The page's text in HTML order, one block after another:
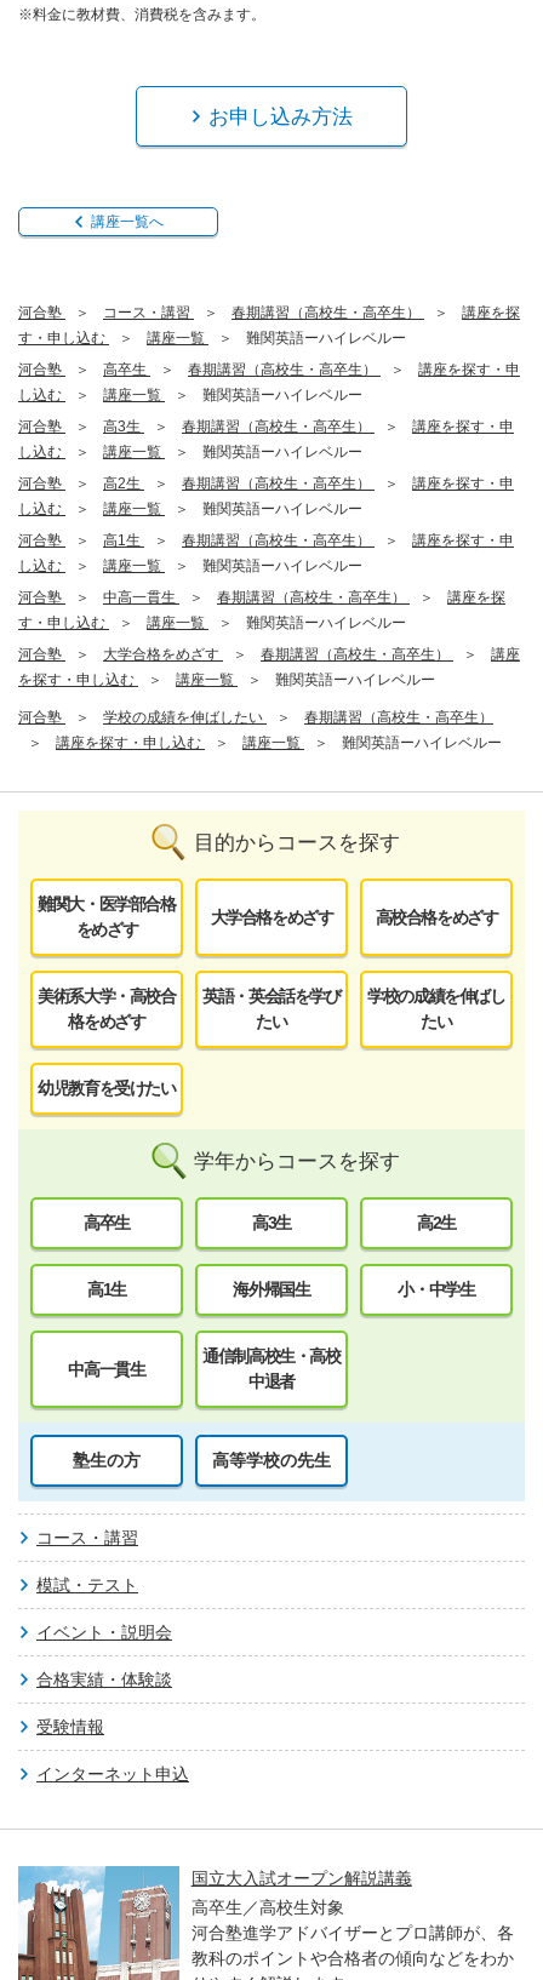
※料金に教材費、消費税を含みます。
お申し込み方法
講座一覧へ
河合塾 コース・講習 春期講習（高校生・高卒生）
講座を探
す・申し込む
講座一覧
難関英語ーハイレベルー
河合塾
高卒生 春期講習（高校生・高卒生）
講座を探す・申
し込む
講座一覧
難関英語ーハイレベルー
河合塾
高3生 春期講習（高校生・高卒生）
講座を探す・申
し込む
講座一覧
難関英語ーハイレベルー
河合塾
高2生 春期講習（高校生・高卒生）
講座を探す・申
し込む
講座一覧
難関英語ーハイレベルー
河合塾
高1生 春期講習（高校生・高卒生）
講座を探す・申
し込む
講座一覧
難関英語ーハイレベルー
河合塾
中高一貫生 春期講習（高校生・高卒生）
講座を探
す・申し込む
講座一覧
難関英語ーハイレベルー
河合塾
大学合格をめざす 春期講習（高校生・高卒生）
講座
を探す・申し込む
講座一覧 難関英語ーハイレベルー
河合塾 学校の成績を伸ばしたい
春期講習（高校生・高卒生）
講座を探す・申し込む
講座一覧 難関英語ーハイレベルー
目的からコースを探す
難関大・医学部合格
をめざす
大学合格をめざす 高校合格をめざす
美術系大学・高校合
格をめざす
英語・英会話を学び
たい
学校の成績を伸ばし
たい
幼児教育を受けたい
学年からコースを探す
高卒生 高3生 高2生
高1生 海外帰国生 小・中学生
中高一貫生
通信制高校生・高校
中退者
塾生の方 高等学校の先生
コース・講習
模試・テスト
イベント・説明会
合格実績・体験談
受験情報
インターネット申込
国立大入試オープン解説講義
高卒生／高校生対象
河合塾進学アドバイザーとプロ講師が、各
教科のポイントや合格者の傾向などをわか